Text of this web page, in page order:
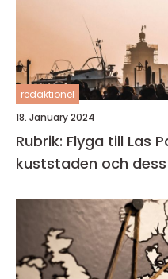
redaktionel
18. January 2024
Rubrik: Flyga till Las
kuststaden och